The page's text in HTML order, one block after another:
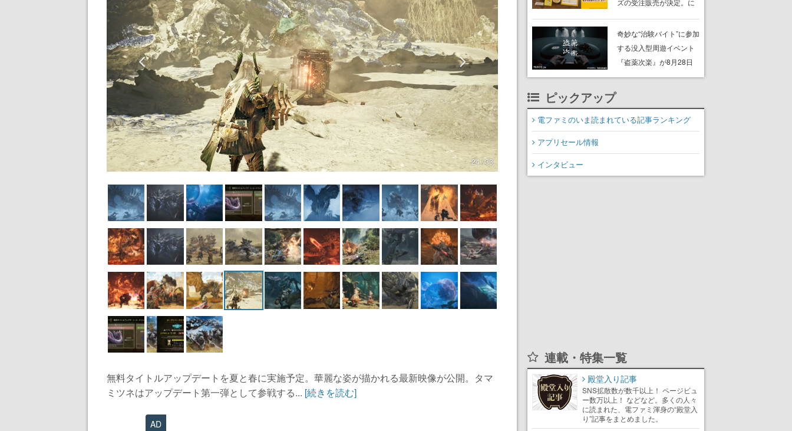
24 / 33
無料タイトルアップデートを夏と春に実施予定。華麗な姿が描かれる最新映像が公開。タマ
ミツネはアップデート第一弾として参戦する... [続きを読む]
AD
ズの受注販売が決定。に
ッション”や歴代アートを
使用したフレーム切手な
ど。8月31日まで受付
奇妙な“治験バイト”に参加
する没入型周遊イベント
『盗薬次楽』が8月28日
よりPARCO_ya上野で開
ピックアップ
電ファミのいま読まれている記事ランキング
アプリセール情報
インタビュー
連載・特集一覧
殿堂入り記事
SNS拡散数が数千以上！ ページビュ
ー数万以上！ などなど。多くの人々
に読まれた、電ファミ渾身の“殿堂入
り”記事をまとめました。